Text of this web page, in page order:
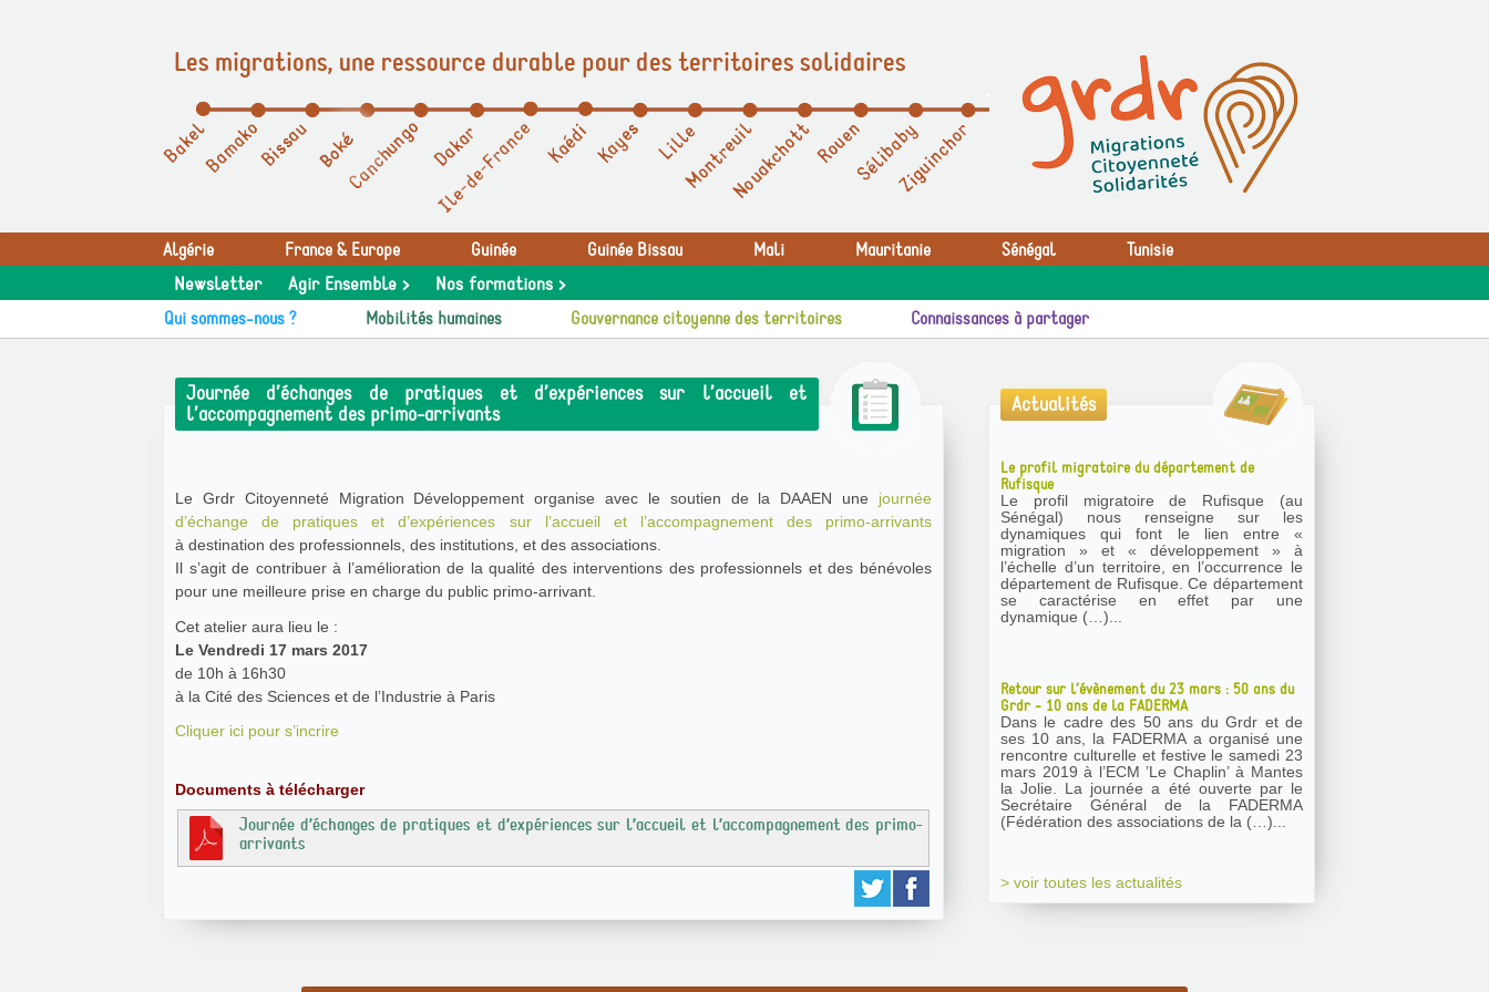
Les migrations, une ressource durable pour des territoires solidaires
Algérie France & Europe Guinée Guinée Bissau Mali Mauritanie Sénégal Tunisie
Newsletter Agir Ensemble > Nos formations >
Qui sommes-nous ? Mobilités humaines Gouvernance citoyenne des territoires Connaissances à partager
Journée d’échanges de pratiques et d’expériences sur l’accueil et
l’accompagnement des primo-arrivants
Le Grdr Citoyenneté Migration Développement organise avec le soutien de la DAAEN une journée
d’échange de pratiques et d’expériences sur l’accueil et l’accompagnement des primo-arrivants
à destination des professionnels, des institutions, et des associations.
Il s’agit de contribuer à l’amélioration de la qualité des interventions des professionnels et des bénévoles
pour une meilleure prise en charge du public primo-arrivant.
Cet atelier aura lieu le :
Le Vendredi 17 mars 2017
de 10h à 16h30
à la Cité des Sciences et de l’Industrie à Paris
Cliquer ici pour s’incrire
Documents à télécharger
Journée d’échanges de pratiques et d’expériences sur l’accueil et l’accompagnement des primo-
arrivants
Actualités
Le profil migratoire du département de
Rufisque
Le profil migratoire de Rufisque (au
Sénégal) nous renseigne sur les
dynamiques qui font le lien entre «
migration » et « développement » à
l’échelle d’un territoire, en l’occurrence le
département de Rufisque. Ce département
se caractérise en effet par une
dynamique (…)...
Retour sur l’évènement du 23 mars : 50 ans du
Grdr - 10 ans de la FADERMA
Dans le cadre des 50 ans du Grdr et de
ses 10 ans, la FADERMA a organisé une
rencontre culturelle et festive le samedi 23
mars 2019 à l’ECM ’Le Chaplin’ à Mantes
la Jolie. La journée a été ouverte par le
Secrétaire Général de la FADERMA
(Fédération des associations de la (…)...
> voir toutes les actualités